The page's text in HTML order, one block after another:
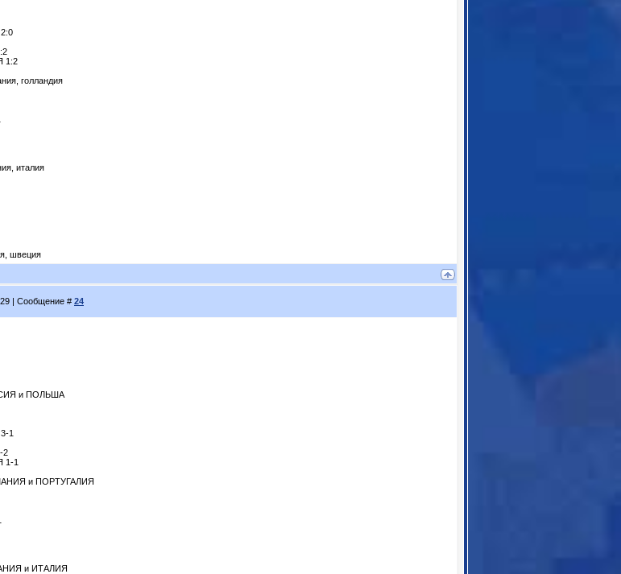
1:2
голландия
италия
швеция
| Сообщение # 24
и ПОЛЬША
1
2
1-1
и ПОРТУГАЛИЯ
и ИТАЛИЯ